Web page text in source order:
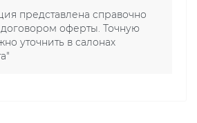
представлена справочно
договором оферты. Точную
уточнить в салонах